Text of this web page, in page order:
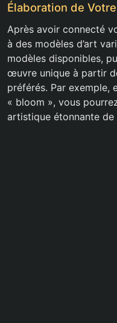
Élaboration de
Après avoir connecté
à des modèles d’art
modèles disponibles,
œuvre unique à partir
préférés. Par exemple,
« bloom », vous
artistique étonnante de